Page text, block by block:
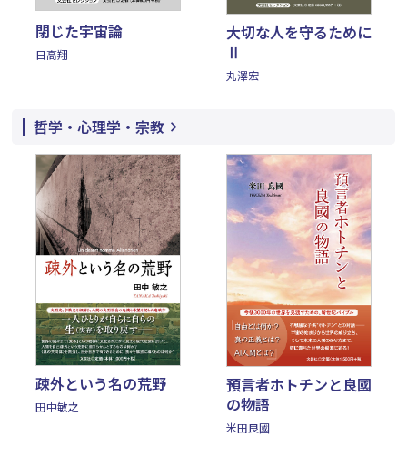
閉じた宇宙論
日高翔
大切な人を守るために
Ⅱ
丸澤宏
哲学・心理学・宗教
疎外という名の荒野
田中敏之
預言者ホトチンと良國
の物語
米田良國